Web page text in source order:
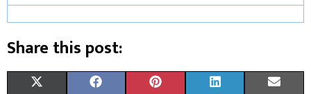
Share this post: